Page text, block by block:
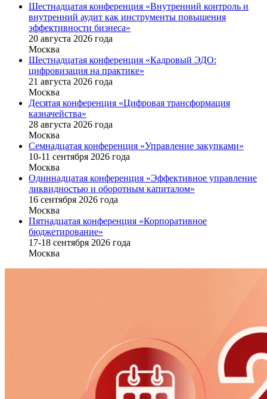
Шестнадцатая конференция «Внутренний контроль и
внутренний аудит как инструменты повышения
эффективности бизнеса»
20 августа 2026 года
Москва
Шестнадцатая конференция «Кадровый ЭДО:
цифровизация на практике»
21 августа 2026 года
Москва
Десятая конференция «Цифровая трансформация
казначейства»
28 августа 2026 года
Москва
Семнадцатая конференция «Управление закупками»
10-11 сентября 2026 года
Москва
Одиннадцатая конференция «Эффективное управление
ликвидностью и оборотным капиталом»
16 cентября 2026 года
Москва
Пятнадцатая конференция «Корпоративное
бюджетирование»
17-18 сентября 2026 года
Москва